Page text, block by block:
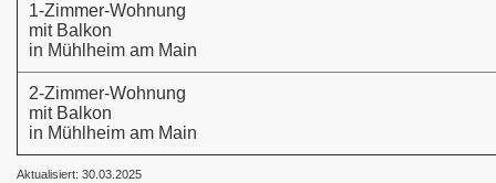
1-Zimmer-Wohnung
mit Balkon
in Mühlheim am Main
2-Zimmer-Wohnung
mit Balkon
in Mühlheim am Main
Aktualisiert: 30.03.2025